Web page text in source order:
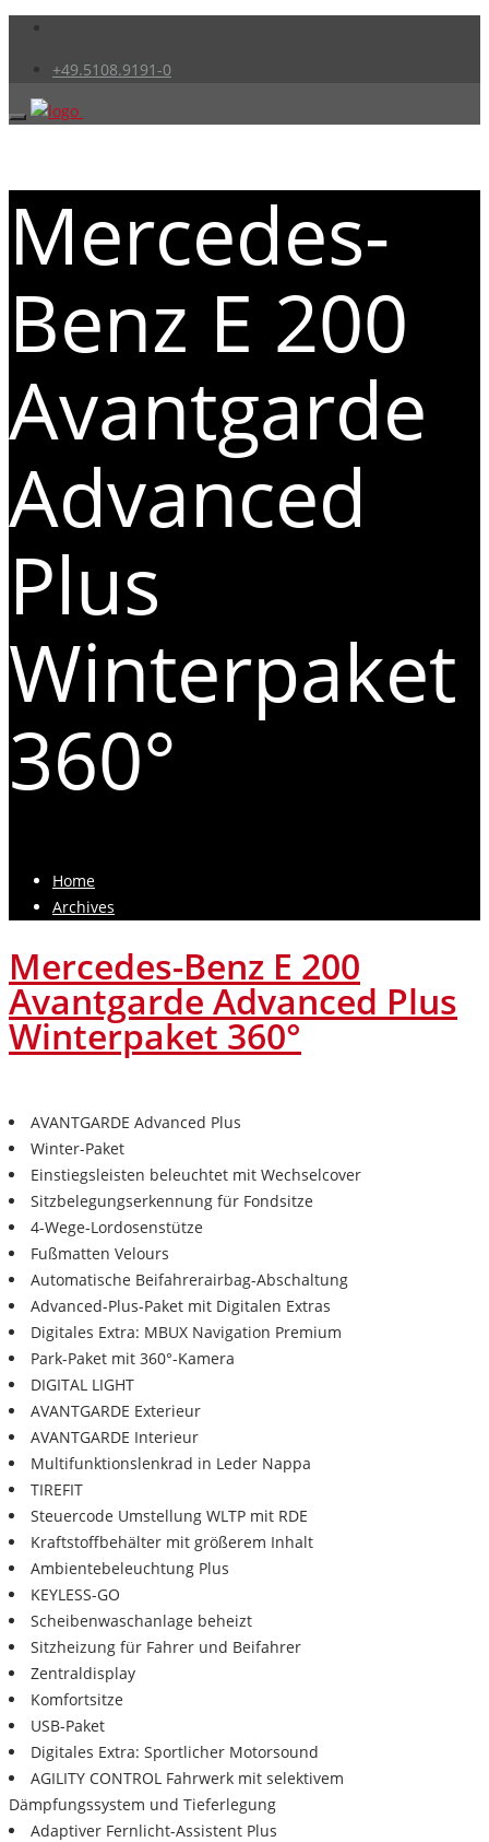
+49.5108.9191-0
Mercedes-
Benz E 200
Avantgarde
Advanced
Plus
Winterpaket
360°
Home
Archives
Mercedes-Benz E 200
Avantgarde Advanced Plus
Winterpaket 360°
AVANTGARDE Advanced Plus
Winter-Paket
Einstiegsleisten beleuchtet mit Wechselcover
Sitzbelegungserkennung für Fondsitze
4-Wege-Lordosenstütze
Fußmatten Velours
Automatische Beifahrerairbag-Abschaltung
Advanced-Plus-Paket mit Digitalen Extras
Digitales Extra: MBUX Navigation Premium
Park-Paket mit 360°-Kamera
DIGITAL LIGHT
AVANTGARDE Exterieur
AVANTGARDE Interieur
Multifunktionslenkrad in Leder Nappa
TIREFIT
Steuercode Umstellung WLTP mit RDE
Kraftstoffbehälter mit größerem Inhalt
Ambientebeleuchtung Plus
KEYLESS-GO
Scheibenwaschanlage beheizt
Sitzheizung für Fahrer und Beifahrer
Zentraldisplay
Komfortsitze
USB-Paket
Digitales Extra: Sportlicher Motorsound
AGILITY CONTROL Fahrwerk mit selektivem
Dämpfungssystem und Tieferlegung
Adaptiver Fernlicht-Assistent Plus